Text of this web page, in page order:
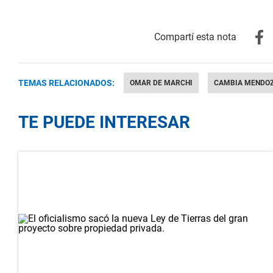
TEMAS RELACIONADOS: OMAR DE MARCHI CAMBIA
TE PUEDE INTERESAR